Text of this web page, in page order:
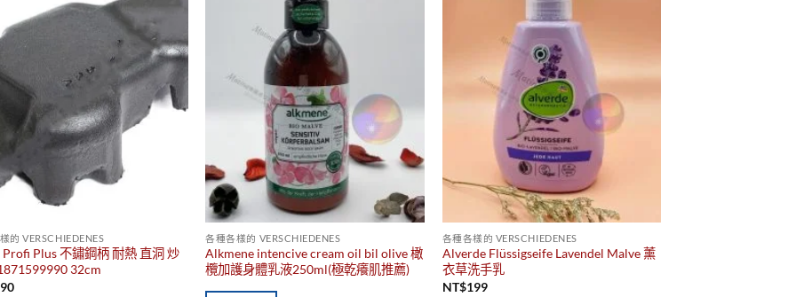
的 VERSCHIEDENES
Plus 不鏽鋼柄 耐熱 直洞 炒
32cm
各種各樣的 VERSCHIEDENES
Alkmene intencive cream oil bil olive 橄
欖加護身體乳液250ml(極乾癢肌推薦)
各種各樣的 VERSCHIEDENES
Alverde Flüssigseife Lavendel Malve 薰
衣草洗手乳
NT$199